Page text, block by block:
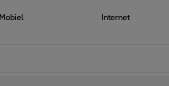
Mobiel Internet